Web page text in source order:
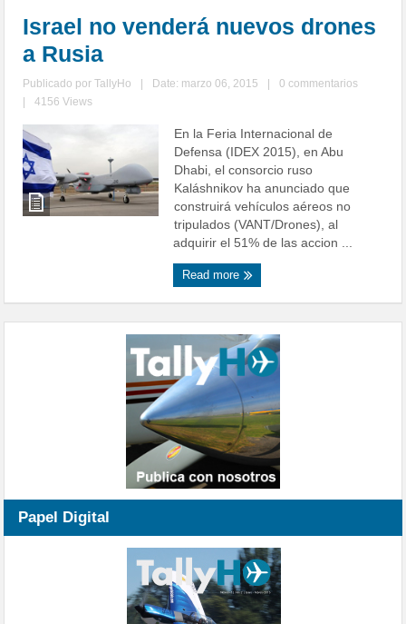
Israel no venderá nuevos drones
a Rusia
Publicado porTallyHo Date: marzo 06, 2015
0 commentarios
4156 Views
En la Feria Internacional de
Defensa (IDEX 2015), en Abu
Dhabi, el consorcio ruso
Kaláshnikov ha anunciado que
construirá vehículos aéreos no
tripulados (VANT/Drones), al
adquirir el 51% de las accion ...
Read more
Papel Digital